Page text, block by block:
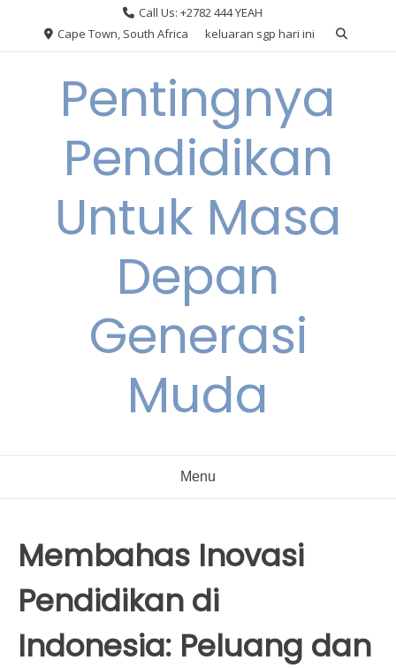
Call Us: +2782 444 YEAH
Cape Town, South Africa
keluaran sgp hari ini
Pentingnya
Pendidikan
Untuk Masa
Depan
Generasi
Muda
Menu
Membahas Inovasi
Pendidikan di
Indonesia: Peluang dan